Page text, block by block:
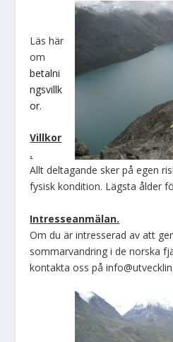
Läs här
om
betalni
ngsvillk
or.
Villkor
.
Allt deltagande sker på egen
fysisk kondition. Lägsta ålder
Intresseanmälan.
Om du är intresserad av att
sommarvandring i de norska
kontakta oss på